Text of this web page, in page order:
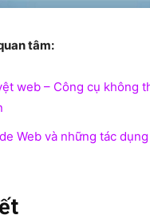
tâm:
web – Công cụ không
Web và những tác